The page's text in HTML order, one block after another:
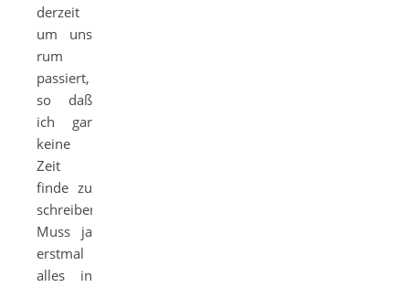
derzeit
um uns
rum
passiert,
so daß
ich gar
keine
Zeit
finde zu
schreiben.
Muss ja
erstmal
alles in